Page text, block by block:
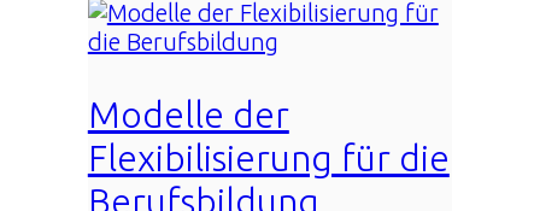
Modelle der
Flexibilisierung für die
Berufsbildung